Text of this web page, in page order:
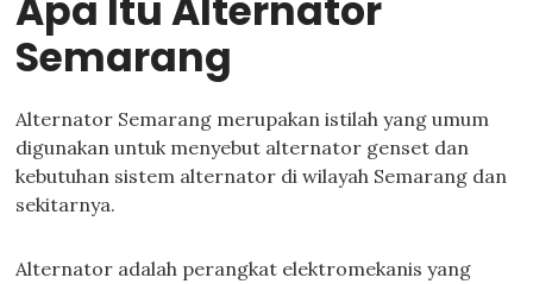
Apa Itu Alternator
Semarang
Alternator Semarang merupakan istilah yang umum
digunakan untuk menyebut alternator genset dan
kebutuhan sistem alternator di wilayah Semarang dan
sekitarnya.
Alternator adalah perangkat elektromekanis yang